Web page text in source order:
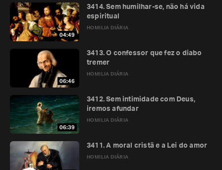
04:49
HOMILIA DIÁRIA
3414. Sem humilhar-se, não há vida
espiritual
06:46
HOMILIA DIÁRIA
3413. O confessor que fez o diabo
tremer
06:39
HOMILIA DIÁRIA
3412. Sem intimidade com Deus,
iremos afundar
HOMILIA DIÁRIA
3411. A moral cristã e a Lei do amor